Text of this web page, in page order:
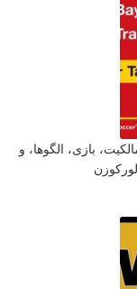
- 82 تمرین پاس، مالکیت، بازی، الگوها، و